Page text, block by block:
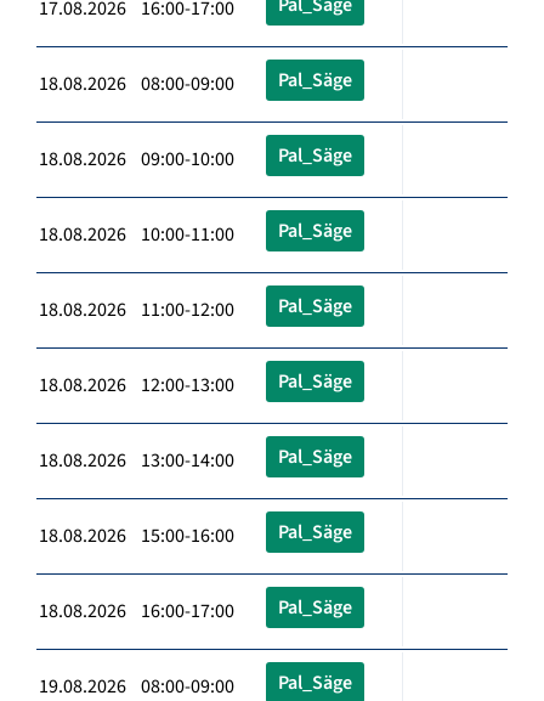
17.08.2026 16:00-17:00
18.08.2026 08:00-09:00 Pal_Säge
18.08.2026 09:00-10:00 Pal_Säge
18.08.2026 10:00-11:00 Pal_Säge
18.08.2026 11:00-12:00 Pal_Säge
18.08.2026 12:00-13:00 Pal_Säge
18.08.2026 13:00-14:00 Pal_Säge
18.08.2026 15:00-16:00 Pal_Säge
18.08.2026 16:00-17:00 Pal_Säge
19.08.2026 08:00-09:00 Pal_Säge